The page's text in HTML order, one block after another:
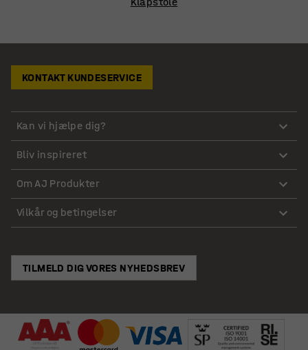
KONTAKT KUNDESERVICE
Kan vi hjælpe dig?
Bliv inspireret
Om AJ Produkter
Vilkår og betingelser
TILMELD DIG VORES NYHEDSBREV